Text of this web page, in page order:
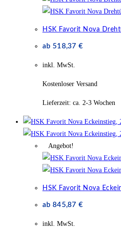
HSK Favorit Nova
ab 518,37€
inkl. MwSt.
Kostenloser Versand
Lieferzeit: ca. 2-3 Wochen
Angebot!
HSK Favorit Nova
ab 845,87€
inkl. MwSt.